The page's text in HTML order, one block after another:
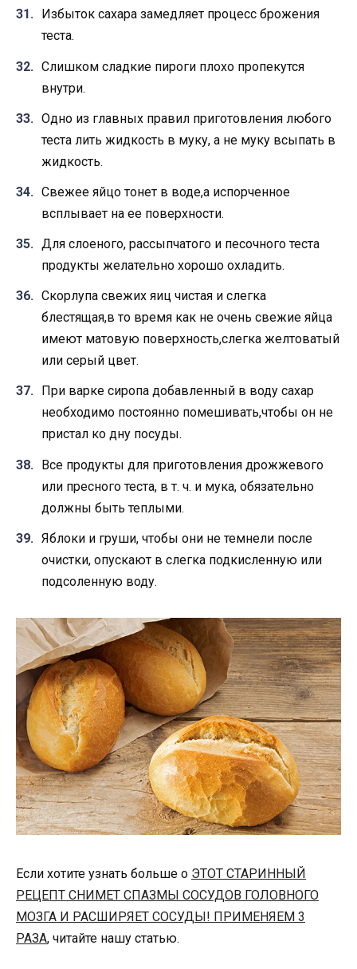
Избыток сахара замедляет процесс брожения
теста.
Слишком сладкие пироги плохо пропекутся
внутри.
Одно из главных правил приготовления любого
теста лить жидкость в муку, а не муку всыпать в
жидкость.
Свежее яйцо тонет в воде,а испорченное
всплывает на ее поверхности.
Для слоеного, рассыпчатого и песочного теста
продукты желательно хорошо охладить.
Скорлупа свежих яиц чистая и слегка
блестящая,в то время как не очень свежие яйца
имеют матовую поверхность,слегка желтоватый
или серый цвет.
При варке сиропа добавленный в воду сахар
необходимо постоянно помешивать,чтобы он не
пристал ко дну посуды.
Все продукты для приготовления дрожжевого
или пресного теста, в т. ч. и мука, обязательно
должны быть теплыми.
Яблоки и груши, чтобы они не темнели после
очистки, опускают в слегка подкисленную или
подсоленную воду.
Если хотите узнать больше о ЭТОТ СТАРИННЫЙ
РЕЦЕПТ СНИМЕТ СПАЗМЫ СОСУДОВ ГОЛОВНОГО
МОЗГА И РАСШИРЯЕТ СОСУДЫ! ПРИМЕНЯЕМ 3
РАЗА, читайте нашу статью.